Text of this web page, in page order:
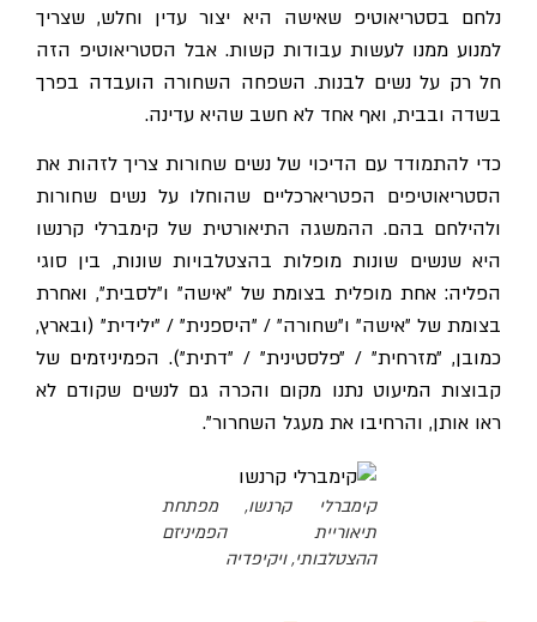
נלחם בסטריאוטיפ שאישה היא יצור עדין וחלש, שצריך
למנוע ממנו לעשות עבודות קשות. אבל הסטריאוטיפ הזה
חל רק על נשים לבנות.השפחה השחורה הועבדה בפרך
בשדה ובבית, ואף אחד לא חשב שהיא עדינה.
כדי להתמודד עם הדיכוי של נשים שחורות צריך לזהות את
הסטריאוטיפים הפטריארכליים שהוחלו על נשים שחורות
ולהילחם בהם. ההמשגה התיאורטית של קימברלי קרנשו
היא שנשים שונות מופלות בהצטלבויות שונות, בין סוגי
הפליה: אחת מופלית בצומת של ״אישה״ ו״לסבית״, ואחרת
בצומת של ״אישה״ ו״שחורה״ / ״היספנית״ / ״ילידית״ (ובארץ,
כמובן, ״מזרחית״ / ״פלסטינית״ / ״דתית״). הפמיניזמים של
קבוצות המיעוט נתנו מקום והכרה גם לנשים שקודם לא
ראו אותן, והרחיבו את מעגל השחרור".
קימברלי קרנשו, מפתחת
תיאוריית הפמיניזם
ההצטלבותי, ויקיפדיה